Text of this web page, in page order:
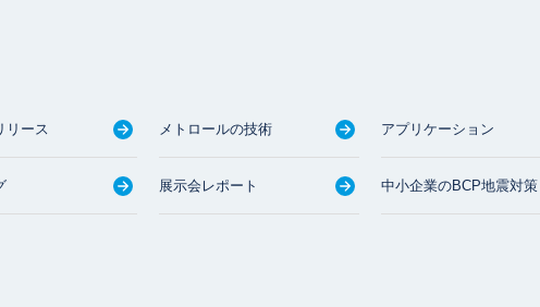
リース メトロールの技術 アプリケーション
展示会レポート 中小企業のBCP地震対策